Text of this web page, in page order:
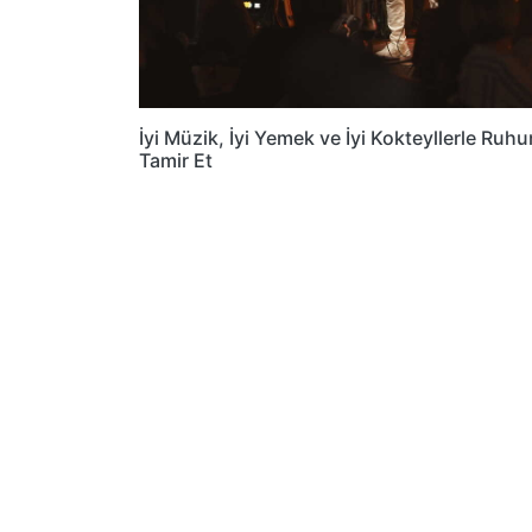
İyi Müzik, İyi Yemek ve İyi Kokteyllerle
Tamir Et